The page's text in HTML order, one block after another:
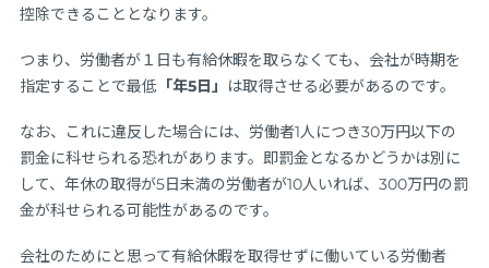
控除できることとなります。
つまり、労働者が１日も有給休暇を取らなくても、会社が時期を
指定することで最低 「年5日」 は取得させる必要があるのです。
なお、これに違反した場合には、労働者1人につき30万円以下の
罰金に科せられる恐れがあります。即罰金となるかどうかは別に
して、年休の取得が5日未満の労働者が10人いれば、300万円の罰
金が科せられる可能性があるのです。
会社のためにと思って有給休暇を取得せずに働いている労働者